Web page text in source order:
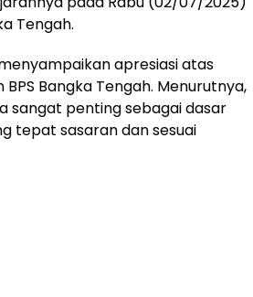
Tengah.
apresiasi atas
Bangka Tengah. Menurutnya,
sangat penting sebagai dasar
tepat sasaran dan sesuai